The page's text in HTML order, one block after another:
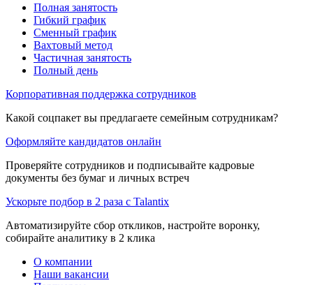
Полная занятость
Гибкий график
Сменный график
Вахтовый метод
Частичная занятость
Полный день
Корпоративная поддержка сотрудников
Какой соцпакет вы предлагаете семейным сотрудникам?
Оформляйте кандидатов онлайн
Проверяйте сотрудников и подписывайте кадровые
документы без бумаг и личных встреч
Ускорьте подбор в 2 раза с Talantix
Автоматизируйте сбор откликов, настройте воронку,
собирайте аналитику в 2 клика
О компании
Наши вакансии